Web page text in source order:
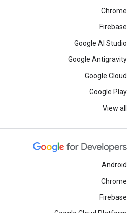
Chrome
Firebase
Google AI Studio
Google Antigravity
Google Cloud
Google Play
View all
Android
Chrome
Firebase